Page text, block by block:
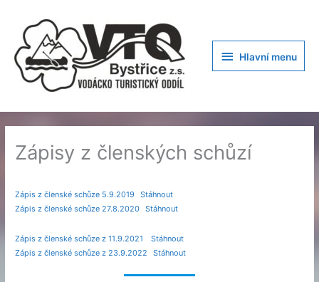
obsah
Hlavní
Hlavní menu
Zápisy z členských schůzí
Zápis z členské schůze 5.9.2019
Stáhnout
Zápis z členské schůze 27.8.2020 Stáhnout
Zápis z členské schůze z 11.9.2021
Stáhnout
Zápis z členské schůze z 23.9.2022
Stáhnout